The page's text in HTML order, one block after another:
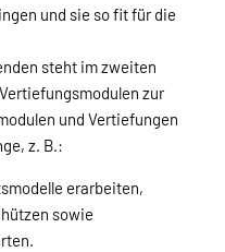
und sie so fit für die
steht im zweiten
zur
und Vertiefungen
z. B.:
erarbeiten,
sowie